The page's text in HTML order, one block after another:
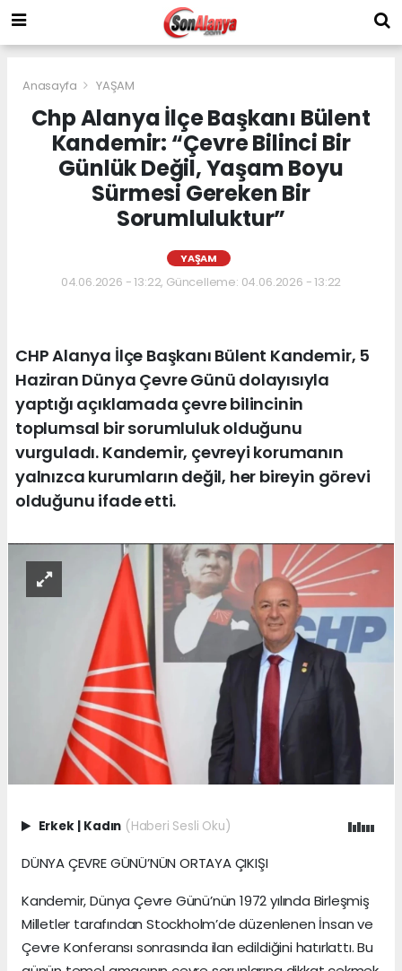
Anasayfa YAŞAM
Chp Alanya İlçe Başkanı Bülent
Kandemir: “Çevre Bilinci Bir
Günlük Değil, Yaşam Boyu
Sürmesi Gereken Bir
Sorumluluktur”
YAŞAM
04.06.2026 - 13:22, Güncelleme: 04.06.2026 - 13:22
CHP Alanya İlçe Başkanı Bülent Kandemir, 5
Haziran Dünya Çevre Günü dolayısıyla
yaptığı açıklamada çevre bilincinin
toplumsal bir sorumluluk olduğunu
vurguladı. Kandemir, çevreyi korumanın
yalnızca kurumların değil, her bireyin görevi
olduğunu ifade etti.
Erkek | Kadın (Haberi Sesli Oku)
DÜNYA ÇEVRE GÜNÜ’NÜN ORTAYA ÇIKIŞI
Kandemir, Dünya Çevre Günü’nün 1972 yılında Birleşmiş
Milletler tarafından Stockholm’de düzenlenen İnsan ve
Çevre Konferansı sonrasında ilan edildiğini hatırlattı. Bu